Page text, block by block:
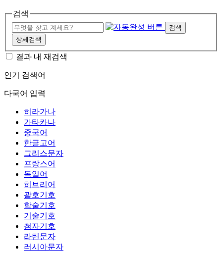
검색
검색
상세검색
결과 내 재검색
인기 검색어
다국어 입력
히라가나
가타카나
중국어
한글고어
그리스문자
프랑스어
독일어
히브리어
괄호기호
학술기호
기술기호
첨자기호
라틴문자
러시아문자